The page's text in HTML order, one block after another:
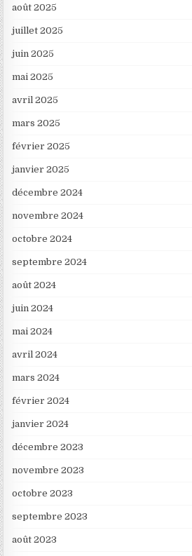
août 2025
juillet 2025
juin 2025
mai 2025
avril 2025
mars 2025
février 2025
janvier 2025
décembre 2024
novembre 2024
octobre 2024
septembre 2024
août 2024
juin 2024
mai 2024
avril 2024
mars 2024
février 2024
janvier 2024
décembre 2023
novembre 2023
octobre 2023
septembre 2023
août 2023